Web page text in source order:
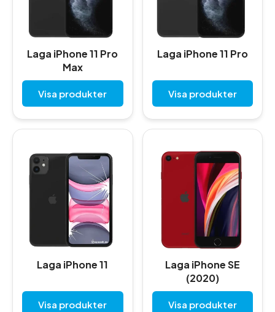
Laga iPhone 11 Pro
Max
Visa produkter
Laga iPhone 11 Pro
Visa produkter
Laga iPhone 11
Visa produkter
Laga iPhone SE
(2020)
Visa produkter